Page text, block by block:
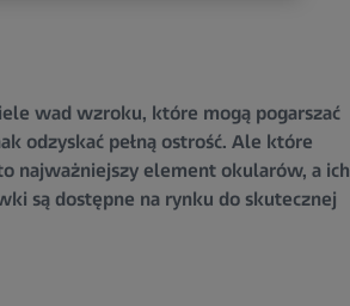
wad wzroku, które mogą pogarszać
odzyskać pełną ostrość. Ale które
najważniejszy element okularów, a ich
są dostępne na rynku do skutecznej